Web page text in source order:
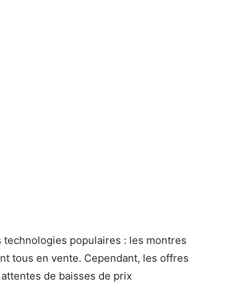
populaires : les montres
tous en vente. Cependant, les offres
de baisses de prix